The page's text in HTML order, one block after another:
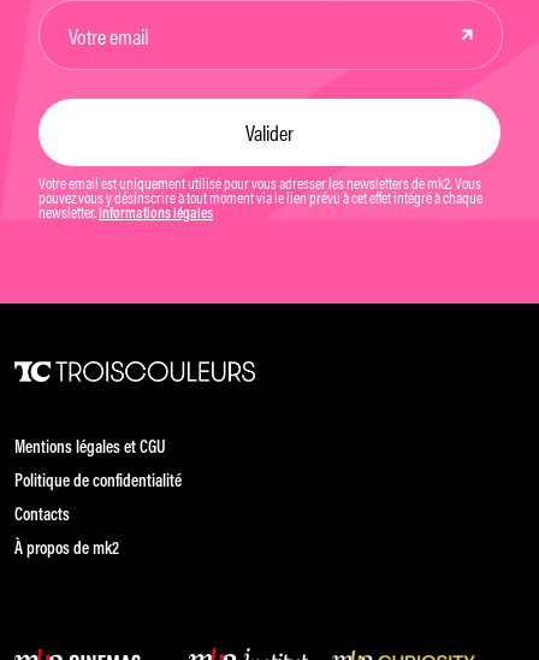
Votre email est uniquement utilisé pour vous adresser les newsletters de mk2. Vous
pouvez vous y désinscrire à tout moment via le lien prévu à cet effet intégré à chaque
newsletter. Informations légales
Mentions légales et CGU
Politique de confidentialité
Contacts
À propos de mk2